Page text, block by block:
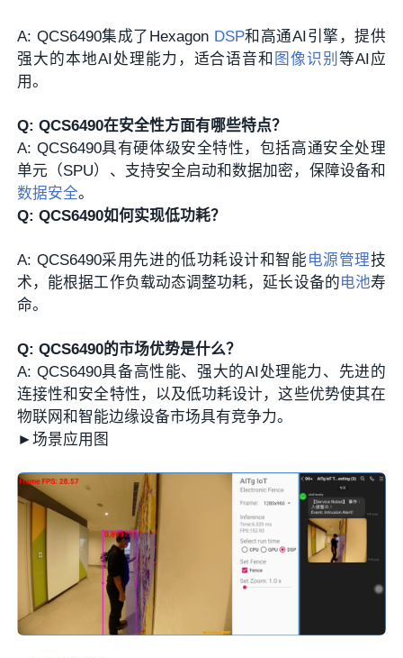
A: QCS6490集成了Hexagon DSP和高通AI引擎，提供
强大的本地AI处理能力，适合语音和 图像识别等AI应
用。
Q: QCS6490在安全性方面有哪些特点？
A: QCS6490具有硬体级安全特性，包括高通安全处理
单元（SPU）、支持安全启动和数据加密，保障设备和
数据安全。
Q: QCS6490如何实现低功耗？
A: QCS6490采用先进的低功耗设计和智能 电源管理技
术，能根据工作负载动态调整功耗，延长设备的电池寿
命。
Q: QCS6490的市场优势是什么？
A: QCS6490具备高性能、强大的AI处理能力、先进的
连接性和安全特性，以及低功耗设计，这些优势使其在
物联网和智能边缘设备市场具有竞争力。
►场景应用图